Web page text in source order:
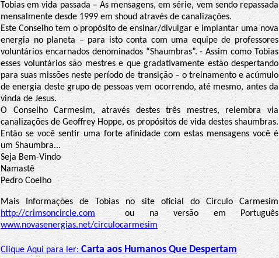
Tobias em vida passada – As mensagens, em série, vem sendo repassada
mensalmente desde 1999 em shoud através de canalizações.
Este Conselho tem o propósito de ensinar/divulgar e implantar uma nova
energia no planeta – para isto conta com uma equipe de professores
voluntários encarnados denominados “Shaumbras”. - Assim como Tobias
esses voluntários são mestres e que gradativamente estão despertando
para suas missões neste período de transição – o treinamento e acúmulo
de energia deste grupo de pessoas vem ocorrendo, até mesmo, antes da
vinda de Jesus.
O Conselho Carmesim, através destes três mestres, relembra via
canalizações de Geoffrey Hoppe, os propósitos de vida destes shaumbras.
Então se você sentir uma forte afinidade com estas mensagens você é
um Shaumbra...
Seja Bem-Vindo
Namastê
Pedro Coelho
Mais Informações de Tobias no site oficial do Circulo Carmesim
http://crimsoncircle.comou na versão em Português
www.novasenergias.net/circulocarmesim
Clique Aqui para ler:Carta aos Humanos Que Despertam